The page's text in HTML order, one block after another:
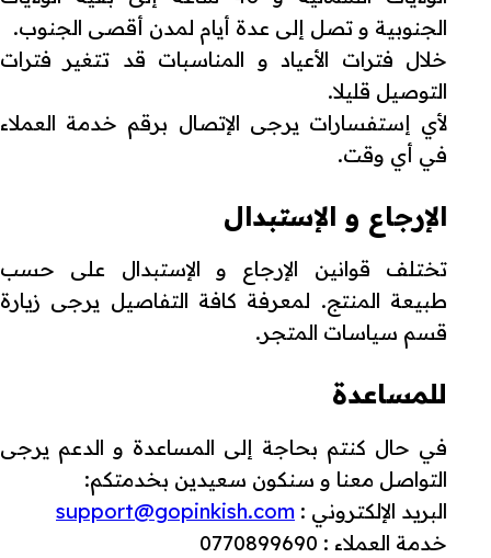
الجنوبية و تصل إلى عدة أيام لمدن أقصى الجنوب.
خلال فترات الأعياد و المناسبات قد تتغير فترات
التوصيل قليلا.
لأي إستفسارات يرجى الإتصال برقم خدمة العملاء
في أي وقت.
الإرجاع و الإستبدال
تختلف قوانين الإرجاع و الإستبدال على حسب
طبيعة المنتج. لمعرفة كافة التفاصيل يرجى زيارة
قسم سياسات المتجر.
للمساعدة
في حال كنتم بحاجة إلى المساعدة و الدعم يرجى
التواصل معنا و سنكون سعيدين بخدمتكم:
البريد الإلكتروني : support@gopinkish.com
خدمة العملاء : 0770899690